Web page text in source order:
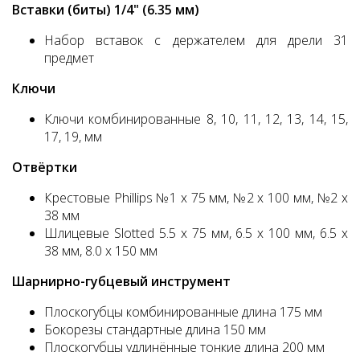
Вставки (биты) 1/4" (6.35 мм)
Набор вставок с держателем для дрели 31
предмет
Ключи
Ключи комбинированные 8, 10, 11, 12, 13, 14, 15,
17, 19, мм
Отвёртки
Крестовые Phillips №1 х 75 мм, №2 х 100 мм, №2 х
38 мм
Шлицевые Slotted 5.5 х 75 мм, 6.5 х 100 мм, 6.5 х
38 мм, 8.0 х 150 мм
Шарнирно-губцевый инструмент
Плоскогубцы комбинированные длина 175 мм
Бокорезы стандартные длина 150 мм
Плоскогубцы удлинённые тонкие длина 200 мм